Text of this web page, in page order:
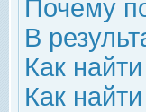
Почему
В
Как
Как